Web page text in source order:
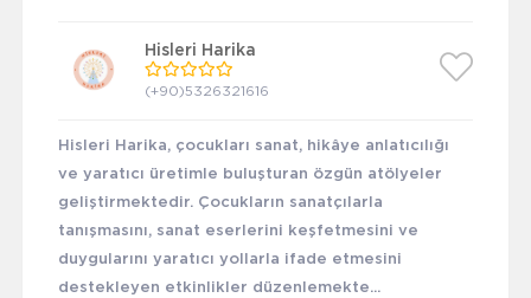
Hisleri Harika
(+90)5326321616
Hisleri Harika, çocukları sanat, hikâye anlatıcılığı
ve yaratıcı üretimle buluşturan özgün atölyeler
geliştirmektedir. Çocukların sanatçılarla
tanışmasını, sanat eserlerini keşfetmesini ve
duygularını yaratıcı yollarla ifade etmesini
destekleyen etkinlikler düzenlemekte...